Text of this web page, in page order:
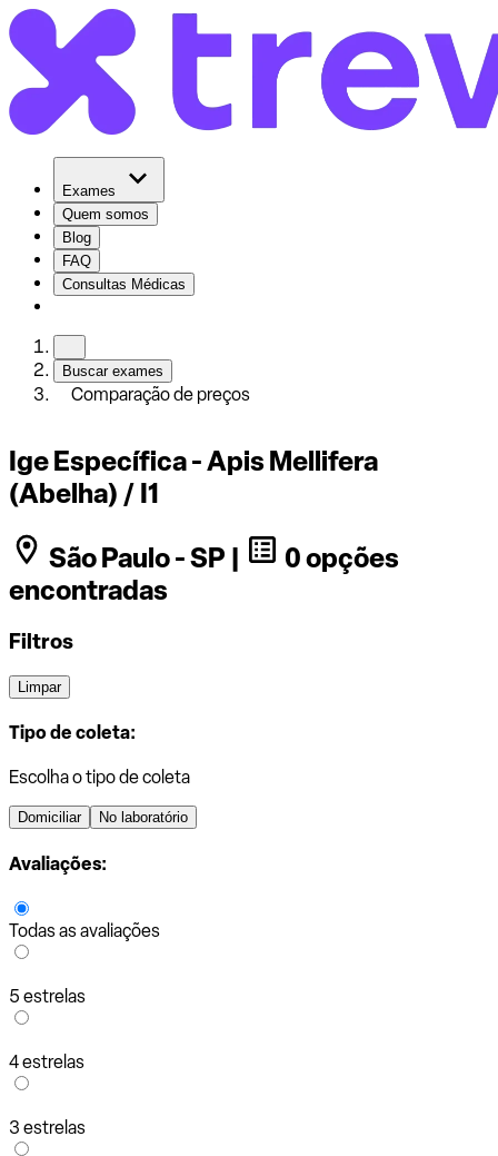
Exames
Quem somos
Blog
FAQ
Consultas Médicas
Buscar exames
Comparação de preços
Ige Específica - Apis Mellifera
(Abelha) / I1
São Paulo - SP |
0 opções
encontradas
Filtros
Limpar
Tipo de coleta:
Escolha o tipo de coleta
Domiciliar No laboratório
Avaliações:
Todas as avaliações
5 estrelas
4 estrelas
3 estrelas